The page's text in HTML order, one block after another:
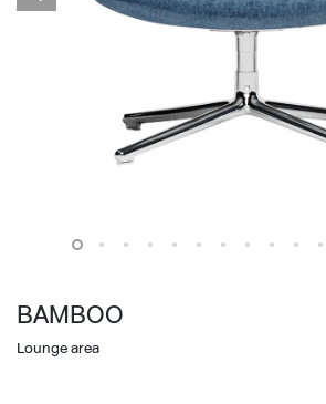
BAMBOO
Lounge area